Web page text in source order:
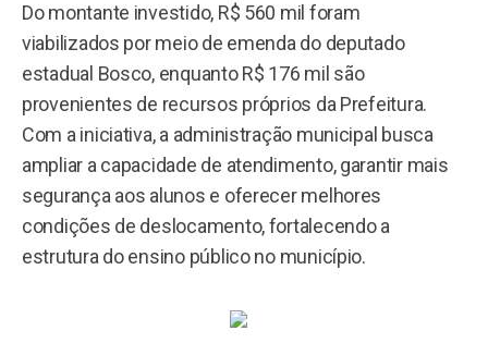
Do montante investido, R$ 560 mil foram
viabilizados por meio de emenda do deputado
estadual Bosco, enquanto R$ 176 mil são
provenientes de recursos próprios da Prefeitura.
Com a iniciativa, a administração municipal busca
ampliar a capacidade de atendimento, garantir mais
segurança aos alunos e oferecer melhores
condições de deslocamento, fortalecendo a
estrutura do ensino público no município.